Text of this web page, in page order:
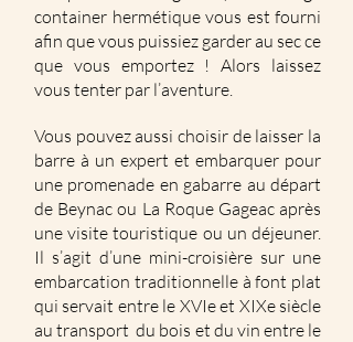
container hermétique vous est fourni
afin que vous puissiez garder au sec ce
que vous emportez ! Alors laissez
vous tenter par l’aventure.
Vous pouvez aussi choisir de laisser la
barre à un expert et embarquer pour
une promenade en gabarre au départ
de Beynac ou La Roque Gageac après
une visite touristique ou un déjeuner.
Il s’agit d’une mini-croisière sur une
embarcation traditionnelle à font plat
qui servait entre le XVIe et XIXe siècle
au transport du bois et du vin entre le